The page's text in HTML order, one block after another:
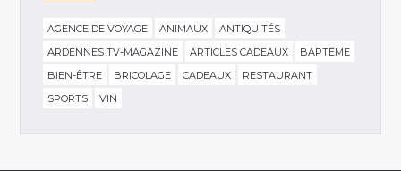
AGENCE DE VOYAGE ANIMAUX
ANTIQUITÉS
ARDENNES TV-MAGAZINE
ARTICLES CADEAUX
BAPTÊME
BIEN-ÊTRE
BRICOLAGE CADEAUX
RESTAURANT
SPORTS
VIN